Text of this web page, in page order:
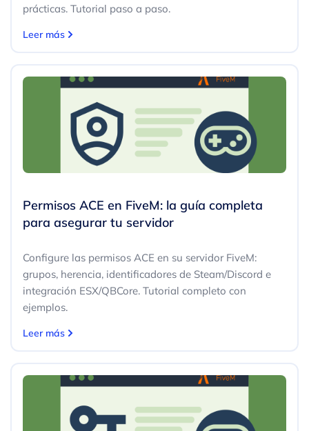
prácticas. Tutorial paso a paso.
Leer más
Permisos ACE en FiveM: la guía completa
para asegurar tu servidor
Configure las permisos ACE en su servidor FiveM:
grupos, herencia, identificadores de Steam/Discord e
integración ESX/QBCore. Tutorial completo con
ejemplos.
Leer más